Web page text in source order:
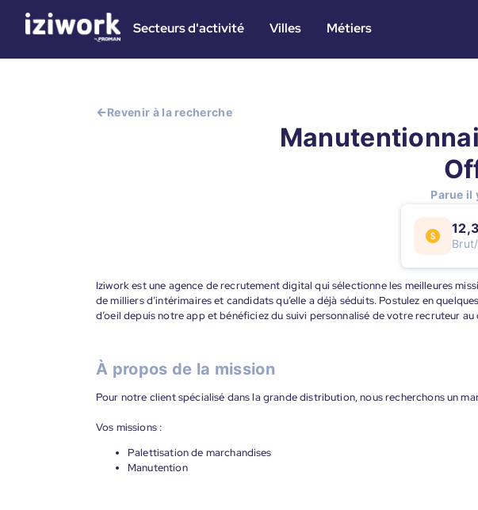
Secteurs d'activité Villes Métiers
Revenir à la recherche
Parue il
Iziwork est une agence de recrutement digital qui sélectionne les meilleures
de milliers d’intérimaires et candidats qu’elle a déjà séduits. Postulez en
d’oeil depuis notre app et bénéficiez du suivi personnalisé de votre recruteur
À propos de la mission
Pour notre client spécialisé dans la grande distribution, nous recherchons un
Vos missions :
Palettisation de marchandises
Manutention